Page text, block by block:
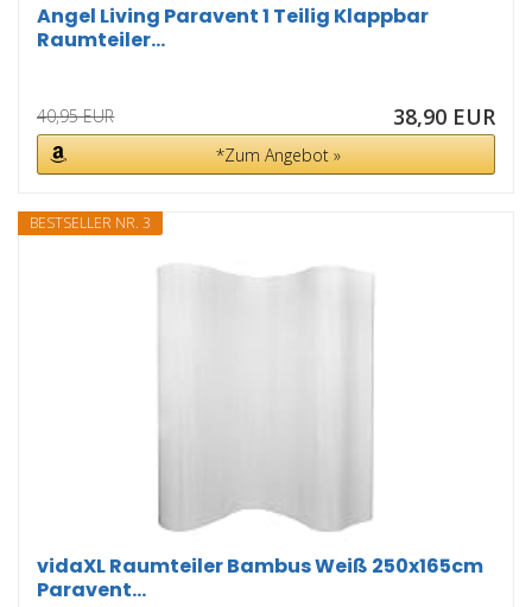
Angel Living Paravent 1 Teilig Klappbar
Raumteiler...
40,95 EUR 38,90 EUR
*Zum Angebot »
BESTSELLER NR. 3
vidaXL Raumteiler Bambus Weiß 250x165cm
Paravent...